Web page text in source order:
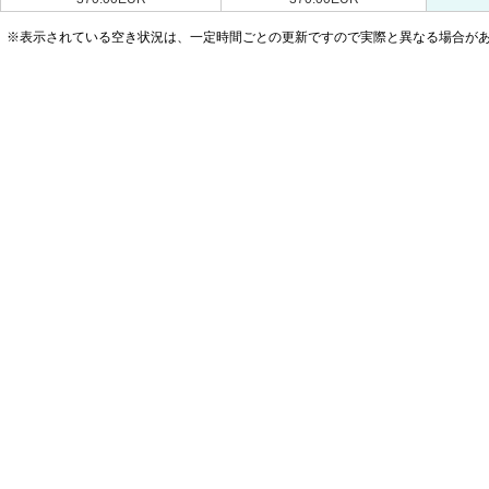
※表示されている空き状況は、一定時間ごとの更新ですので実際と異なる場合があ